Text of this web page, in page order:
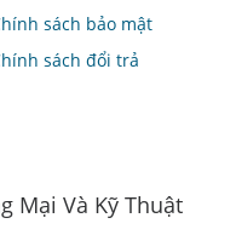
sách bảo mật
sách đổi trả
Mại Và Kỹ Thuật